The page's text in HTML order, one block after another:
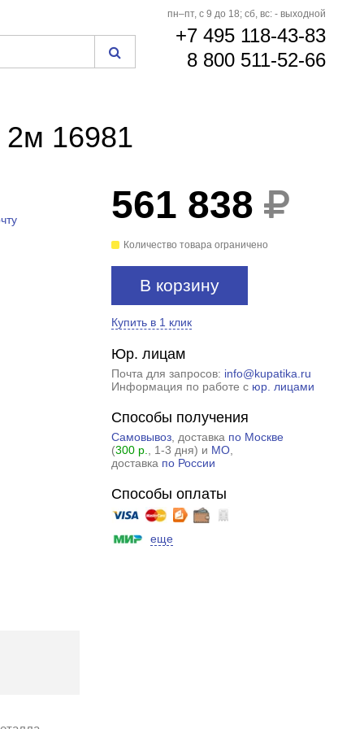
пн–пт, с 9 до 18; сб, вс: - выходной
+7 495 118-43-83
8 800 511-52-66
2м 16981
561 838
Количество товара ограничено
В корзину
Купить в 1 клик
Юр. лицам
Почта для запросов: info@kupatika.ru
Информация по работе с юр. лицами
Способы получения
Самовывоз, доставка по Москве
(300 р. , 1-3 дня) и МО,
доставка по России
Способы оплаты
еще